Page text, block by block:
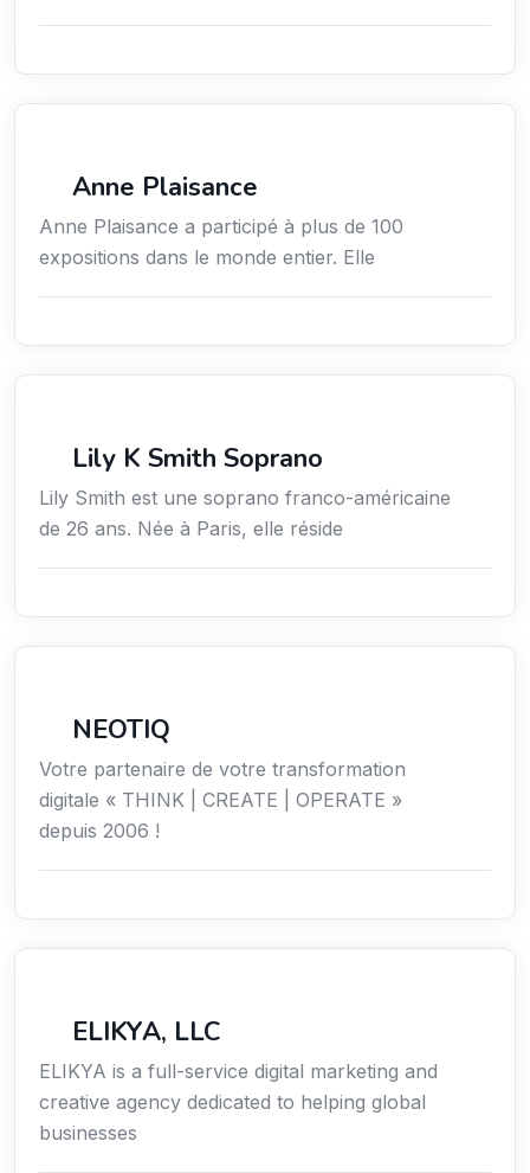
Anne Plaisance
Anne Plaisance a participé à plus de 100
expositions dans le monde entier. Elle
Lily K Smith Soprano
Lily Smith est une soprano franco-américaine
de 26 ans. Née à Paris, elle réside
NEOTIQ
Votre partenaire de votre transformation
digitale « THINK | CREATE | OPERATE »
depuis 2006 !
ELIKYA, LLC
ELIKYA is a full-service digital marketing and
creative agency dedicated to helping global
businesses